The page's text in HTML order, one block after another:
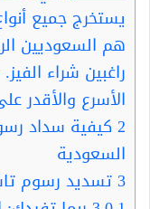
يستخرج جميع
هم السعوديين
راغبين شراء
الأسرع والأقدر
2 كيفية سداد
السعودية
3تسديد رسوم